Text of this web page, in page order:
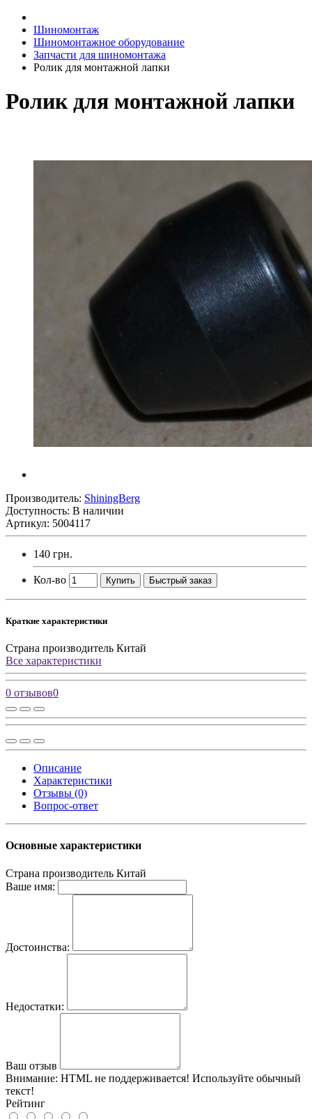
Шиномонтаж
Шиномонтажное оборудование
Запчасти для шиномонтажа
Ролик для монтажной лапки
Ролик для монтажной лапки
Производитель: ShiningBerg
Доступность: В наличии
Артикул: 5004117
140 грн.
Кол-во Купить Быстрый заказ
Краткие характеристики
Страна производитель Китай
Все характеристики
0 отзывов0
Описание
Характеристики
Отзывы (0)
Вопрос-ответ
Основные характеристики
Страна производитель Китай
Ваше имя:
Достоинства:
Недостатки:
Ваш отзыв
Внимание: HTML не поддерживается! Используйте обычный
текст!
Рейтинг